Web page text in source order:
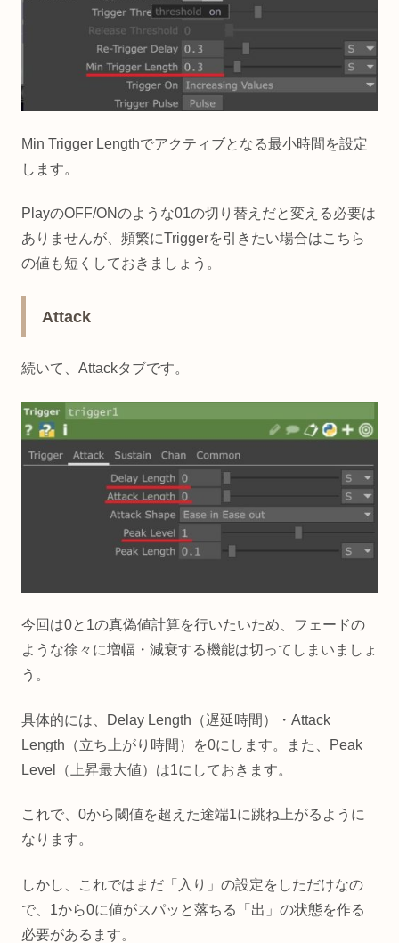
Min Trigger Lengthでアクティブとなる最小時間を設定
します。
PlayのOFF/ONのような01の切り替えだと変える必要は
ありませんが、頻繁にTriggerを引きたい場合はこちら
の値も短くしておきましょう。
Attack
続いて、Attackタブです。
今回は0と1の真偽値計算を行いたいため、フェードの
ような徐々に増幅・減衰する機能は切ってしまいましょ
う。
具体的には、Delay Length（遅延時間）・Attack
Length（立ち上がり時間）を0にします。また、Peak
Level（上昇最大値）は1にしておきます。
これで、0から閾値を超えた途端1に跳ね上がるように
なります。
しかし、これではまだ「入り」の設定をしただけなの
で、1から0に値がスパッと落ちる「出」の状態を作る
必要があるます。